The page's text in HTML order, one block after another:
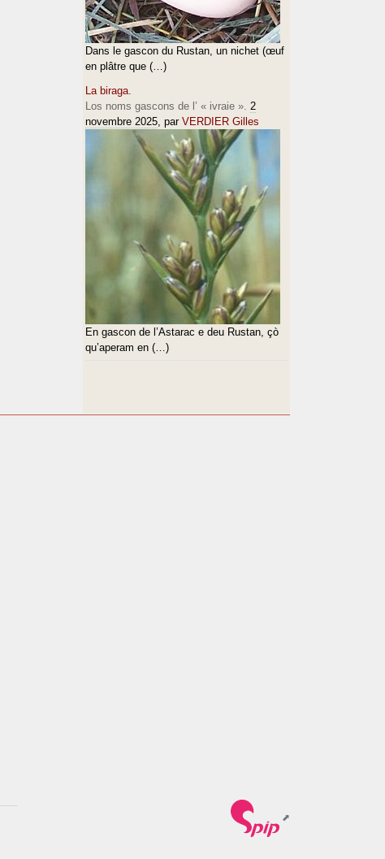
Dans le gascon du Rustan, un nichet (œuf
en plâtre que (…)
La biraga.
Los noms gascons de l’ « ivraie ». 2
novembre 2025, par VERDIER Gilles
En gascon de l’Astarac e deu Rustan, çò
qu’aperam en (…)